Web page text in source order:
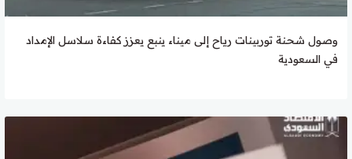
وصول شحنة توربينات رياح إلى ميناء ينبع يعزز كفاءة سلاسل الإمداد
في السعودية